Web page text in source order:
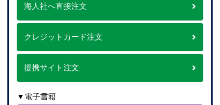
海人社へ直接注文
クレジットカード注文
提携サイト注文
▼電子書籍